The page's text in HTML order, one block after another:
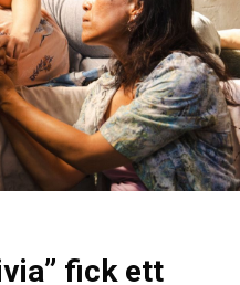
fick ett